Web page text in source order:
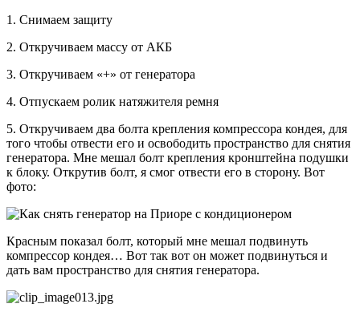
1. Снимаем защиту
2. Откручиваем массу от АКБ
3. Откручиваем «+» от генератора
4. Отпускаем ролик натяжителя ремня
5. Откручиваем два болта крепления компрессора кондея, для
того чтобы отвести его и освободить пространство для снятия
генератора. Мне мешал болт крепления кронштейна подушки
к блоку. Открутив болт, я смог отвести его в сторону. Вот
фото:
Красным показал болт, который мне мешал подвинуть
компрессор кондея… Вот так вот он может подвинуться и
дать вам пространство для снятия генератора.